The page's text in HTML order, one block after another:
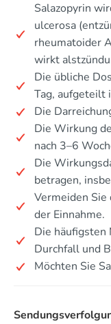
Salazopyrin
ulcerosa
rheumatoider
wirkt
Die übliche
Tag, aufgeteilt
Die
Die Wirkung
nach 3–6
Die
betragen,
Vermeiden
der Einnahme.
Die häufigsten
Durchfall und
Möchten Sie